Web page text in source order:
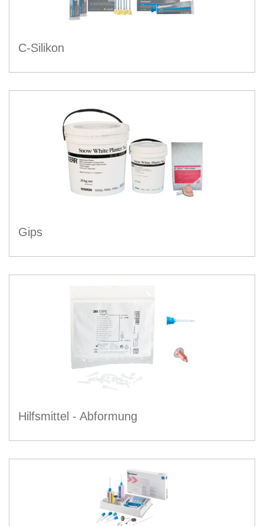
C-Silikon
Gips
Hilfsmittel - Abformung